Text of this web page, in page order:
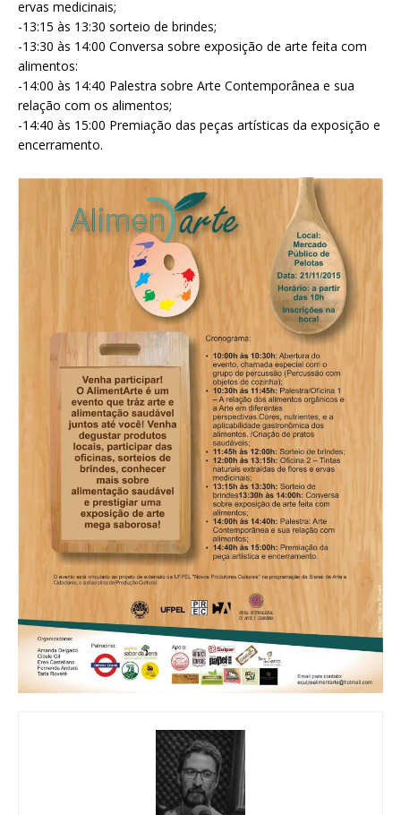
ervas medicinais;
-13:15 às 13:30 sorteio de brindes;
-13:30 às 14:00 Conversa sobre exposição de arte feita com
alimentos:
-14:00 às 14:40 Palestra sobre Arte Contemporânea e sua
relação com os alimentos;
-14:40 às 15:00 Premiação das peças artísticas da exposição e
encerramento.